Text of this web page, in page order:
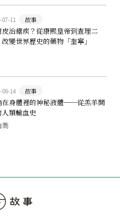
07-11 故事
皮治瘧疾？從康熙皇帝到查理二
變世界歷史的藥物「奎寧」
06-14 故事
在身體裡的神秘液體──從羔羊開
人類輸血史
喬